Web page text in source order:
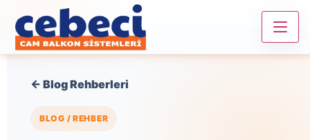
← Blog Rehberleri
BLOG / REHBER